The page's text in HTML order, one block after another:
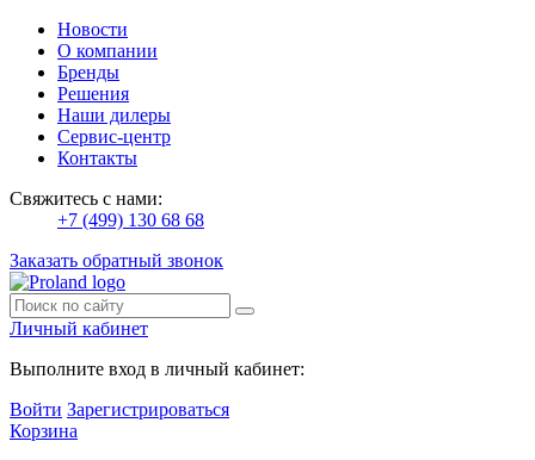
Новости
О компании
Бренды
Решения
Наши дилеры
Сервис-центр
Контакты
Свяжитесь с нами:
+7 (499) 130 68 68
Заказать обратный звонок
Личный кабинет
Выполните вход в личный кабинет:
Войти Зарегистрироваться
Корзина